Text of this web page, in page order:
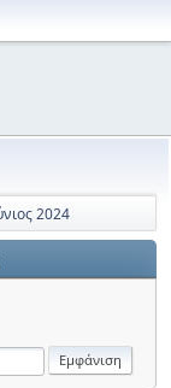
2024